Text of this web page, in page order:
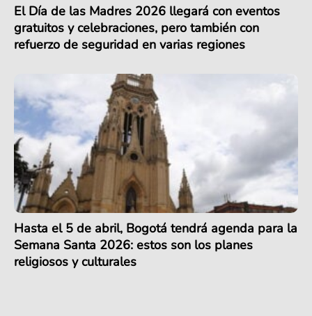
El Día de las Madres 2026 llegará con eventos
gratuitos y celebraciones, pero también con
refuerzo de seguridad en varias regiones
Hasta el 5 de abril, Bogotá tendrá agenda para la
Semana Santa 2026: estos son los planes
religiosos y culturales